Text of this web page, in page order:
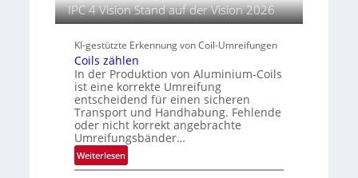
n
u
t
l
e
t
e
r
i
n
IPC 4 Vision Stand auf der Vision 2026
KI-gestützte Erkennung von Coil-Umreifungen
Coils zählen
In der Produktion von Aluminium-Coils
ist eine korrekte Umreifung
entscheidend für einen sicheren
Transport und Handhabung. Fehlende
oder nicht korrekt angebrachte
Umreifungsbänder…
Weiterlesen:
C